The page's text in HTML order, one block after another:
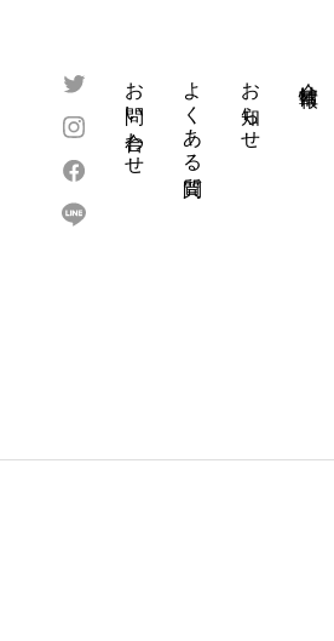
お知らせ
よくある質問
お問い合わせ